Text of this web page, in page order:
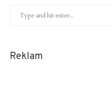
Reklam